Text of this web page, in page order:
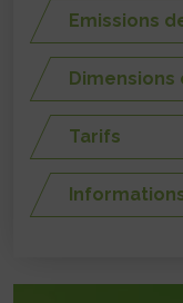
Emissions
Dimensions
Tarifs